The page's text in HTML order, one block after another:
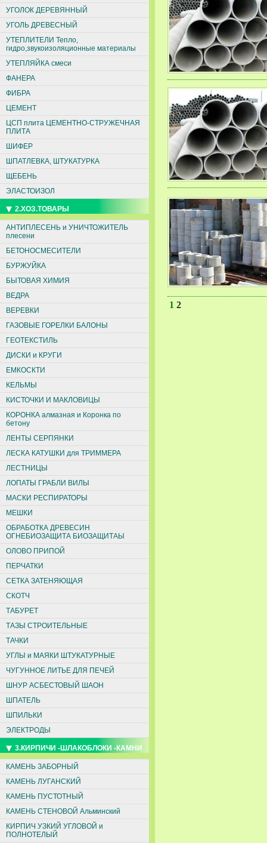
УГОЛОК ДЕРЕВЯННЫЙ
УГОЛЬ ДРЕВЕСНЫЙ
УТЕПЛИТЕЛИ Тепло,
гидро,звукоизоляционные материалы
УТЕПЛЯЙКА смеси
ФАНЕРА
ФИБРА
ЦЕМЕНТ
ЦСП плита ЦЕМЕНТНО-СТРУЖЕЧНАЯ
ПЛИТА
ШИФЕР
ШПАТЛЕВКА, ШТУКАТУРКА
ЩЕБЕНЬ
ЭЛАСТОИЗОЛ
2.ХОЗ.ТОВАРЫ
АНТИПЛЕСЕНЬ и УНИЧТОЖИТЕЛЬ
плесени
БЕТОНОСМЕСИТЕЛИ
БУРЖУЙКА
БЫТОВАЯ ХИМИЯ
ВЕДРА
ВЕРЕВКИ
ГАЗОВЫЕ ГОРЕЛКИ БАЛОНЫ
ГЕОТЕКСТИЛЬ
ДИСКИ и КРУГИ
ЕМКОСКТИ
КЕЛЬМЫ
КИСТОЧКИ И МАКЛОВИЦЫ
КОРОНКА алмазная и Коронка по
бетону
ЛЕНТЫ СЕРПЯНКИ
ЛЕСКА КАТУШКИ для ТРИММЕРА
ЛЕСТНИЦЫ
ЛОПАТЫ ГРАБЛИ ВИЛЫ
МАСКИ РЕСПИРАТОРЫ
МЕШКИ
ОБРАБОТКА ДРЕВЕСИН
ОГНЕБИОЗАЩИТА БИОЗАЩИТАЫ
ОЛОВО ПРИПОЙ
ПЕРЧАТКИ
СЕТКА ЗАТЕНЯЮЩАЯ
СКОТЧ
ТАБУРЕТ
ТАЗЫ СТРОИТЕЛЬНЫЕ
ТАЧКИ
УГЛЫ и МАЯКИ ШТУКАТУРНЫЕ
ЧУГУННОЕ ЛИТЬЕ ДЛЯ ПЕЧЕЙ
ШНУР АСБЕСТОВЫЙ ШАОН
ШПАТЕЛЬ
ШПИЛЬКИ
ЭЛЕКТРОДЫ
3.КИРПИЧИ -ШЛАКОБЛОКИ -КАМНИ
КАМЕНЬ ЗАБОРНЫЙ
КАМЕНЬ ЛУГАНСКИЙ
КАМЕНЬ ПУСТОТНЫЙ
КАМЕНЬ СТЕНОВОЙ Альминский
КИРПИЧ УЗКИЙ УГЛОВОЙ и
ПОЛНОТЕЛЫЙ
1 2